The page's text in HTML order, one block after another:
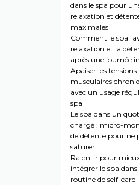
dans le spa pour
relaxation et
maximales
Comment le spa
relaxation et la
après une journée
Apaiser les tensions
musculaires
avec un usage
spa
Le spa dans un
chargé : micro-
de détente pour ne
saturer
Ralentir pour
intégrer le spa
routine de self-care